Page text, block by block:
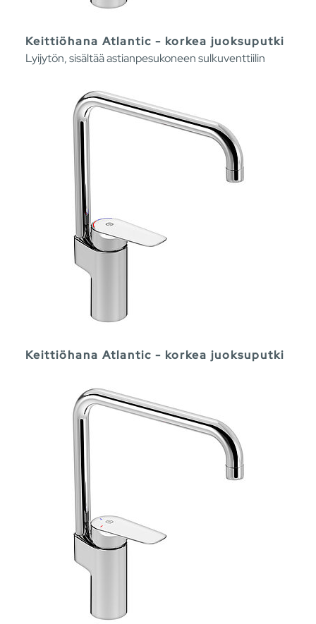
Keittiöhana Atlantic - korkea juoksuputki
Lyijytön, sisältää astianpesukoneen sulkuventtiilin
Keittiöhana Atlantic - korkea juoksuputki